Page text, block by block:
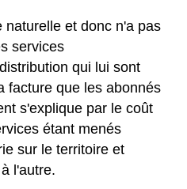
naturelle et donc n'a pas
services
qui lui sont
facture que les abonnés
s'explique par le coût
étant menés
sur le territoire et
l'autre.